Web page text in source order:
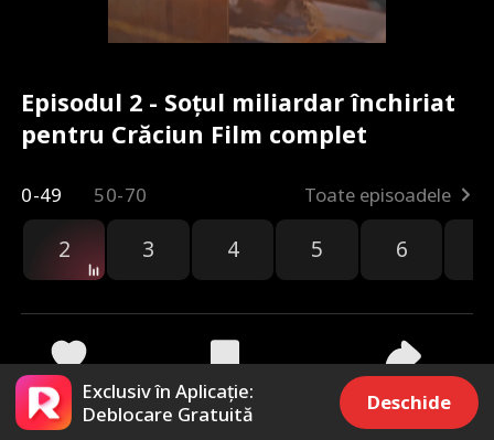
Episodul 2 - Soțul miliardar închiriat
pentru Crăciun Film complet
0-49 50-70 Toate episoadele
2 3 4 5 6
50.7k 61k Distribuie
Exclusiv în Aplicație:
Deblocare Gratuită
Deschide